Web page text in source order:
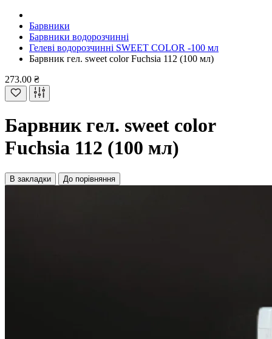
Барвники
Барвники водорозчинні
Гелеві водорозчинні SWEET COLOR -100 мл
Барвник гел. sweet color Fuchsia 112 (100 мл)
273.00 ₴
Барвник гел. sweet color
Fuchsia 112 (100 мл)
В закладки До порівняння